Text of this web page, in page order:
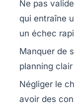
Ne pas
qui entraîne
un échec
Manquer de
planning
Négliger le
avoir des